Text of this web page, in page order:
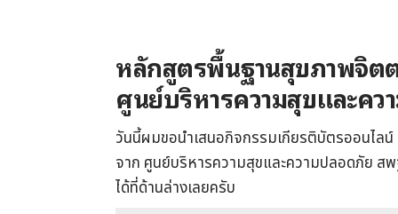
หลักสูตรพื้นฐานสุขภาพจิต
ศูนย์บริหารความสุขและค
วันนี้ผมขอนำเสนอกิจกรรมเกียรติบัตรออนไ
จาก ศูนย์บริหารความสุขและความปลอดภัย ส
ได้ที่ด้านล่างเลยครับ